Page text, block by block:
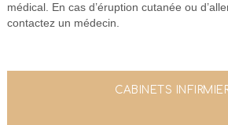
médical. En cas d’éruption cutanée ou
contactez un médecin.
CABINETS